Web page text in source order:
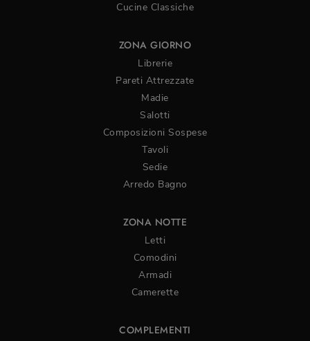
Cucine Classiche
ZONA GIORNO
Librerie
Pareti Attrezzate
Madie
Salotti
Composizioni Sospese
Tavoli
Sedie
Arredo Bagno
ZONA NOTTE
Letti
Comodini
Armadi
Camerette
COMPLEMENTI